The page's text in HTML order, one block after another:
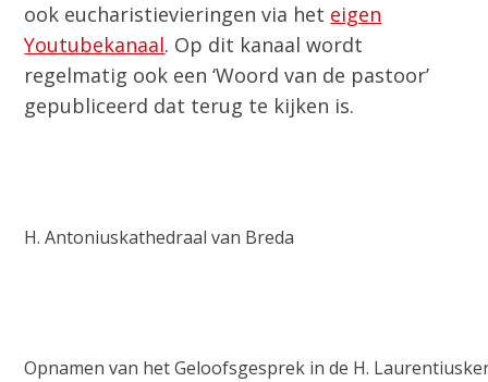
ook eucharistievieringen via het eigen
Youtubekanaal. Op dit kanaal wordt
regelmatig ook een ‘Woord van de pastoor’
gepubliceerd dat terug te kijken is.
H. Antoniuskathedraal van Breda
Opnamen van het Geloofsgesprek in de H.